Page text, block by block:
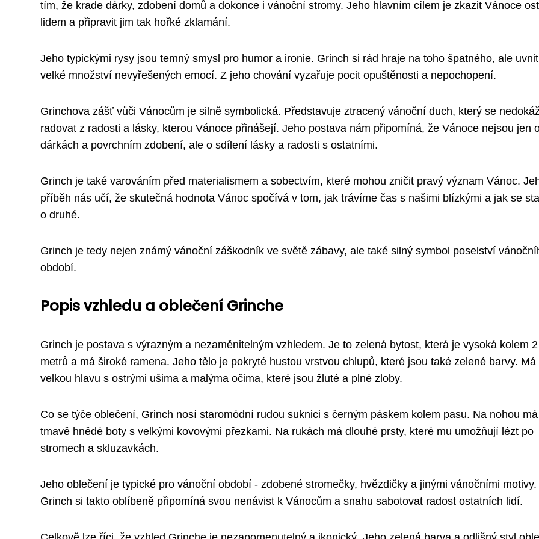
tím, že krade dárky, zdobení domů a dokonce i vánoční stromy. Jeho hlavním cílem je zkazit Vánoce
lidem a připravit jim tak hořké zklamání.
Jeho typickými rysy jsou temný smysl pro humor a ironie. Grinch si rád hraje na toho špatného, ale
velké množství nevyřešených emocí. Z jeho chování vyzařuje pocit opuštěnosti a nepochopení.
Grinchova zášť vůči Vánocům je silně symbolická. Představuje ztracený vánoční duch, který se
radovat z radosti a lásky, kterou Vánoce přinášejí. Jeho postava nám připomíná, že Vánoce nejsou jen
dárkách a povrchním zdobení, ale o sdílení lásky a radosti s ostatními.
Grinch je také varováním před materialismem a sobectvím, které mohou zničit pravý význam Vánoc.
příběh nás učí, že skutečná hodnota Vánoc spočívá v tom, jak trávíme čas s našimi blízkými a jak se
o druhé.
Grinch je tedy nejen známý vánoční záškodník ve světě zábavy, ale také silný symbol poselství
období.
Popis vzhledu a oblečení Grinche
Grinch je postava s výrazným a nezaměnitelným vzhledem. Je to zelená bytost, která je vysoká kolem 2
metrů a má široké ramena. Jeho tělo je pokryté hustou vrstvou chlupů, které jsou také zelené barvy. Má
velkou hlavu s ostrými ušima a malýma očima, které jsou žluté a plné zloby.
Co se týče oblečení, Grinch nosí staromódní rudou suknici s černým páskem kolem pasu. Na nohou má
tmavě hnědé boty s velkými kovovými přezkami. Na rukách má dlouhé prsty, které mu umožňují lézt po
stromech a skluzavkách.
Jeho oblečení je typické pro vánoční období - zdobené stromečky, hvězdičky a jinými vánočními motivy.
Grinch si takto oblíbeně připomíná svou nenávist k Vánocům a snahu sabotovat radost ostatních lidí.